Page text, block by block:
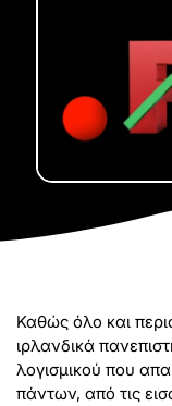
Καθώς όλο και
ιρλανδικά
λογισμικού που
πάντων, από τις